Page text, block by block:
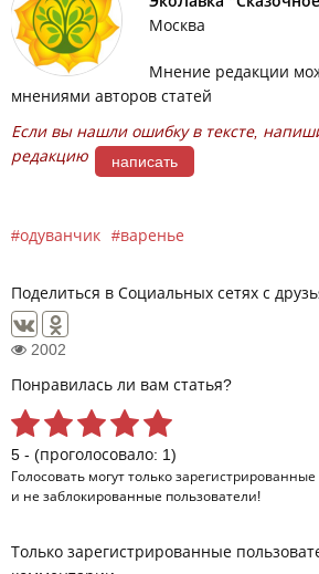
Москва
Мнение редакции
мнениями авторов статей
Если вы нашли ошибку в тексте,
редакцию
написать
одуванчик варенье
Поделиться в Социальных сетях с
2002
Понравилась ли вам статья?
5 - (проголосовало: 1)
Голосовать могут только зарегистрированные
и не заблокированные пользователи!
Только зарегистрированные